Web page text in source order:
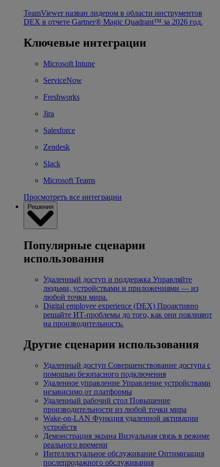
TeamViewer назван лидером в области инструментов
DEX в отчете Gartner® Magic Quadrant™ за 2026 год.
Ключевые интеграции
Microsoft Intune
ServiceNow
Freshworks
Jira
Salesforce
Zendesk
Slack
Microsoft Teams
Просмотреть все интеграции
Решения
Популярные сценарии
использования
Удаленный доступ и поддержка Управляйте
людьми, устройствами и приложениями — из
любой точки мира.
Digital employee experience (DEX) Проактивно
решайте ИТ-проблемы до того, как они повлияют
на производительность.
Другие сценарии использования
Удаленный доступ Совершенствование доступа с
помощью безопасного подключения
Удаленное управление Управление устройствами
независимо от платформы
Удаленный рабочий стол Повышение
производительности из любой точки мира
Wake-on-LAN Функция удаленной активации
устройств
Демонстрация экрана Визуальная связь в режиме
реального времени
Интеллектуальное обслуживание Оптимизация
послепродажного обслуживания